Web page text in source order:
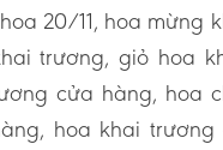
20/11, hoa mừng
trương, giỏ hoa
cửa hàng, hoa
hoa khai trương